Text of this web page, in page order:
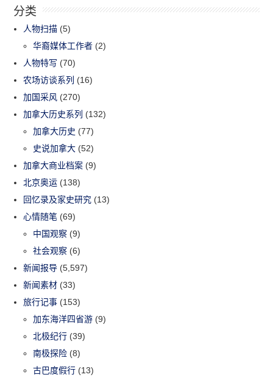
分类
人物扫描 (5)
华裔媒体工作者 (2)
人物特写 (70)
农场访谈系列 (16)
加国采风 (270)
加拿大历史系列 (132)
加拿大历史 (77)
史说加拿大 (52)
加拿大商业档案 (9)
北京奥运 (138)
回忆录及家史研究 (13)
心情随笔 (69)
中国观察 (9)
社会观察 (6)
新闻报导 (5,597)
新闻素材 (33)
旅行记事 (153)
加东海洋四省游 (9)
北极纪行 (39)
南极探险 (8)
古巴度假行 (13)